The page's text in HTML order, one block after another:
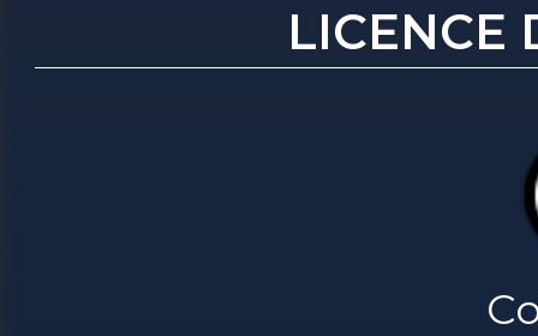
LICENCE